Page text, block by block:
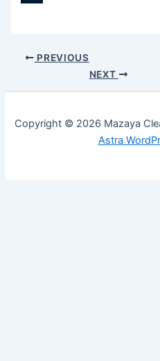
PREVIOUS
NEXT
Copyright © 2026 Mazaya
Astra